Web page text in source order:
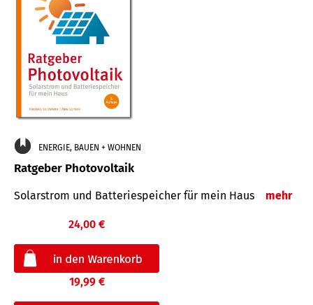
ENERGIE, BAUEN + WOHNEN
Ratgeber Photovoltaik
Solarstrom und Batteriespeicher für mein Haus mehr
24,00 €
19,99 €